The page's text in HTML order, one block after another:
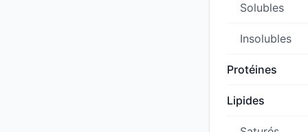
Solubles
Insolubles
Protéines
Lipides